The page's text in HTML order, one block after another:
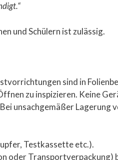
und Schülern ist zulässig.
sind in
zu inspizieren. Keine
unsachgemäßer Lagerung
Testkassette etc.).
oder Transportverpackung)